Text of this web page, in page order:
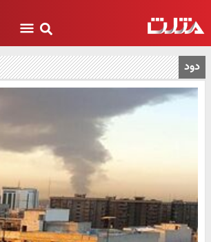
دود